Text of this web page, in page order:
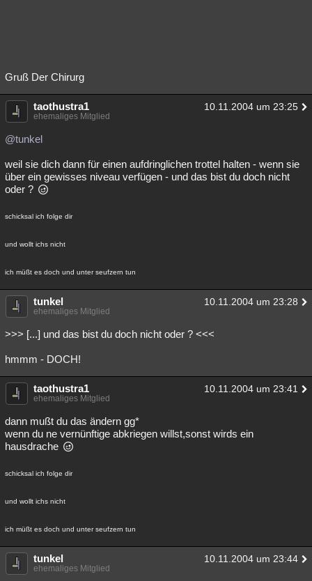
Gruß Der Chirurg
taothustra1 10.11.2004 um 23:25
ehemaliges Mitglied
@tunkel
weil sie dich dann für einen aufdringlichen trottel halten - wenn sie
über ein gewisses niveau verfügen - und das bist du doch nicht
oder ?
schicksal ich folge dir
und wollt ichs nicht
ich müßt es doch und unter seufzern tun
tunkel 10.11.2004 um 23:28
ehemaliges Mitglied
>>> [...] und das bist du doch nicht oder ? <<<
hmmm - DOCH!
taothustra1 10.11.2004 um 23:41
ehemaliges Mitglied
dann mußt du das ändern gg*
wenn du ne vernünftige abkriegen willst,sonst wirds ein
hausdrache
schicksal ich folge dir
und wollt ichs nicht
ich müßt es doch und unter seufzern tun
tunkel 10.11.2004 um 23:44
ehemaliges Mitglied